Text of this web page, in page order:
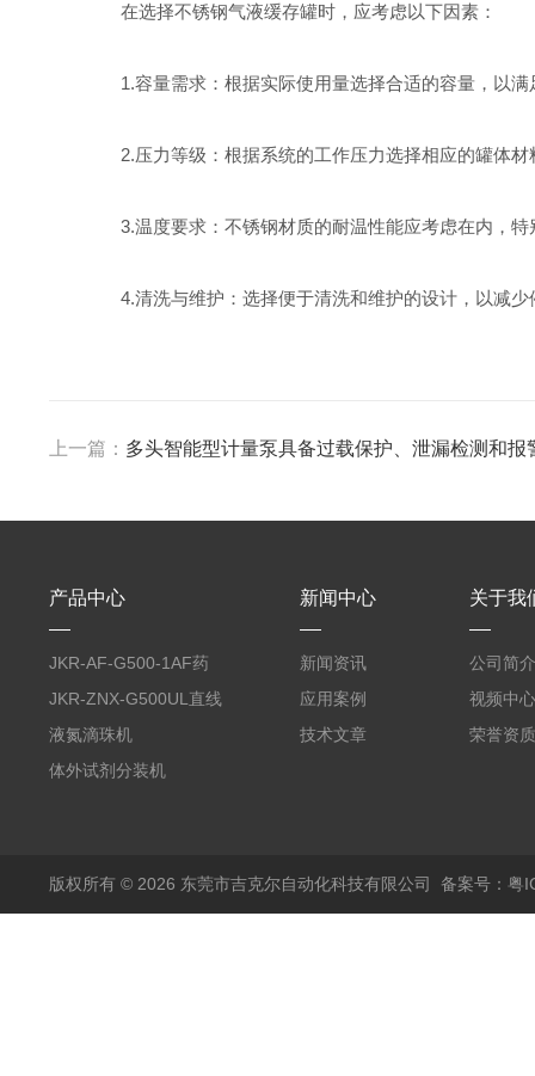
在选择不锈钢气液缓存罐时，应考虑以下因素：
1.容量需求：根据实际使用量选择合适的容量，以满
2.压力等级：根据系统的工作压力选择相应的罐体材
3.温度要求：不锈钢材质的耐温性能应考虑在内，特
4.清洗与维护：选择便于清洗和维护的设计，以减少
上一篇： 多头智能型计量泵具备过载保护、泄漏检测和报
产品中心
JKR-AF-G500-1AF药
丸滴液机
JKR-ZNX-G500UL直线
式智能计量泵
液氮滴珠机
体外试剂分装机
新闻中心
新闻资讯
应用案例
技术文章
关于我
公司简介
视频中心
荣誉资质
版权所有 © 2026 东莞市吉克尔自动化科技有限公司 备案号：粤